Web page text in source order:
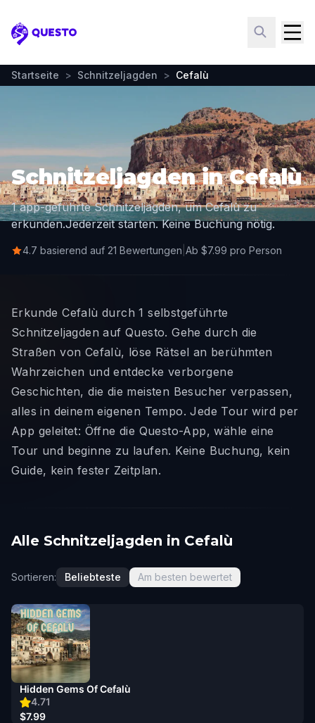
Questo
Startseite > Schnitzeljagden > Cefalù
Schnitzeljagden in Cefalù
1 app-geführte Schnitzeljagden, um Cefalù zu
erkunden.Jederzeit starten. Keine Buchung nötig.
4.7 basierend auf 21 Bewertungen Ab $7.99 pro Person
Erkunde Cefalù durch 1 selbstgeführte
Schnitzeljagden auf Questo. Gehe durch die
Straßen von Cefalù, löse Rätsel an berühmten
Wahrzeichen und entdecke verborgene
Geschichten, die die meisten Besucher verpassen,
alles in deinem eigenen Tempo. Jede Tour wird per
App geleitet: Öffne die Questo-App, wähle eine
Tour und beginne zu laufen. Keine Buchung, kein
Guide, kein fester Zeitplan.
Alle Schnitzeljagden in Cefalù
Sortieren: Beliebteste Am besten bewertet
4.71
Hidden Gems Of Cefalù
$7.99